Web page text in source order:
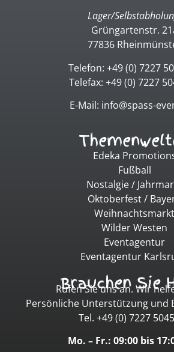
Lager/
Grüngartenstr.
77836
Telefon: +49 (0) 7227
Telefax: +49 (0) 7227
E-Mail: info@spass-
Edeka
Fußball
Nostalgie /
Oktoberfest /
Weihnachtsmarkt
Wilder Westen
Eventagentur
Eventagentur
Brauchen Sie
Rufen Sie uns an. Wir
Persönliche Unterstützung und
Tel. +49 (0) 7227
Mo. – Fr.: 09:00 bis